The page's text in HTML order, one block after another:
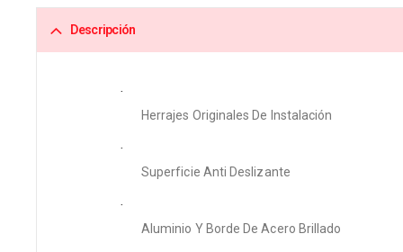
Descripción
·
Herrajes Originales De Instalación
·
Superficie Anti Deslizante
·
Aluminio Y Borde De Acero Brillado